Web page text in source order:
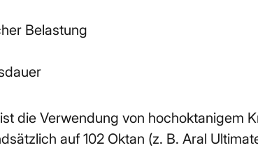
Belastung
die Verwendung von hochoktanigem
auf 102 Oktan (z. B. Aral